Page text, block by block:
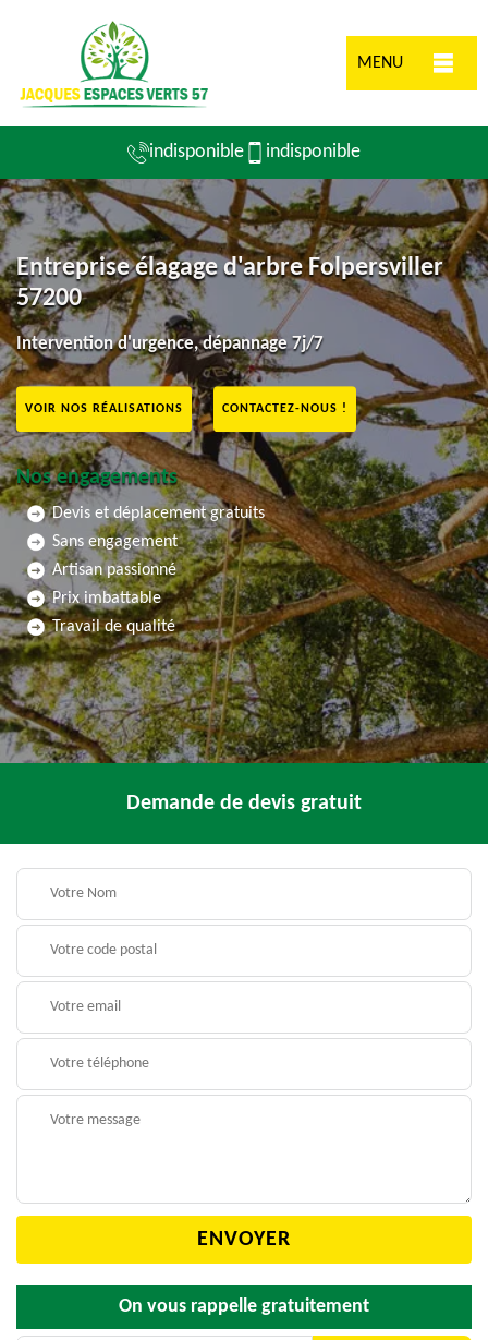
MENU
indisponible indisponible
Entreprise élagage d'arbre Folpersviller
57200
Intervention d'urgence, dépannage 7j/7
VOIR NOS RÉALISATIONS CONTACTEZ-NOUS !
Nos engagements
Devis et déplacement gratuits
Sans engagement
Artisan passionné
Prix imbattable
Travail de qualité
Demande de devis gratuit
On vous rappelle gratuitement